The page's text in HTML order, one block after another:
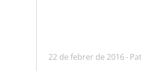
22 de febrer de 2016